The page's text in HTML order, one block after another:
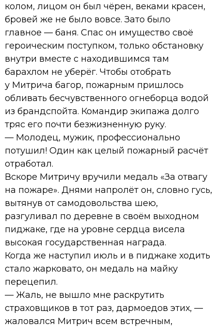
колом, лицом он был чёрен, веками красен,
бровей же не было вовсе. Зато было
главное — баня. Спас он имущество своё
героическим поступком, только обстановку
внутри вместе с находившимся там
барахлом не уберёг. Чтобы отобрать
у Митрича багор, пожарным пришлось
обливать бесчувственного огнеборца водой
из брандспойта. Командир экипажа долго
тряс его почти безжизненную руку.
— Молодец, мужик, профессионально
потушил! Один как целый пожарный расчёт
отработал.
Вскоре Митричу вручили медаль «За отвагу
на пожаре». Днями напролёт он, словно гусь,
вытянув от самодовольства шею,
разгуливал по деревне в своём выходном
пиджаке, где на уровне сердца висела
высокая государственная награда.
Когда же наступил июль и в пиджаке ходить
стало жарковато, он медаль на майку
перецепил.
— Жаль, не вышло мне раскрутить
страховщиков в тот раз, дармоедов этих, —
жаловался Митрич всем встречным,